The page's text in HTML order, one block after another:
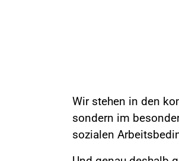
Wir stehen in den
sondern im
sozialen